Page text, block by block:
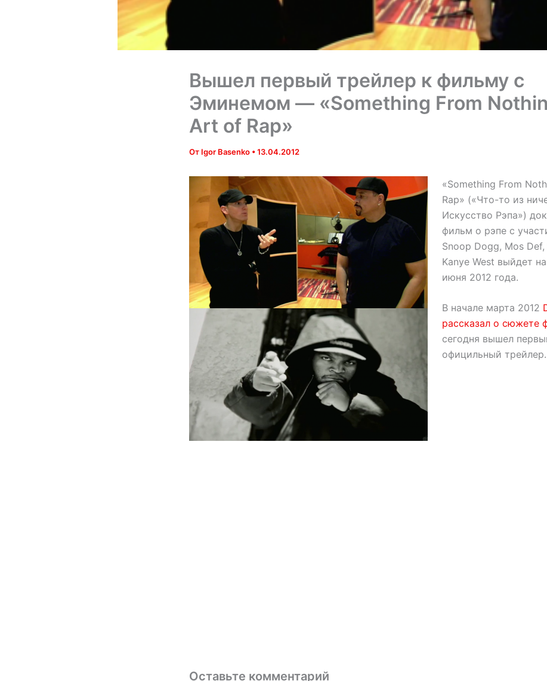
Вышел первый трейлер к фильму с
Эминемом — «Something From
Art of Rap»
От Igor Basenko •13.04.2012
«Something From
Rap» («Что-то из
Искусство Рэпа»)
фильм о рэпе с
Snoop Dogg, Mos
Kanye West выйдет
июня 2012 года.
В начале марта 2012
рассказал о сюжете
сегодня вышел
официльный
Оставьте комментарий